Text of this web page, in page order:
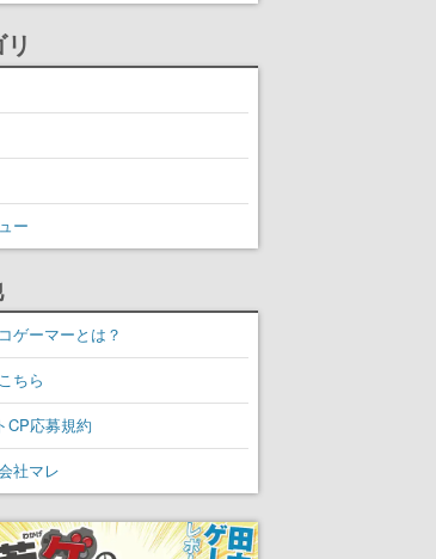
ー
ゲーマーとは？
ちら
CP応募規約
社マレ